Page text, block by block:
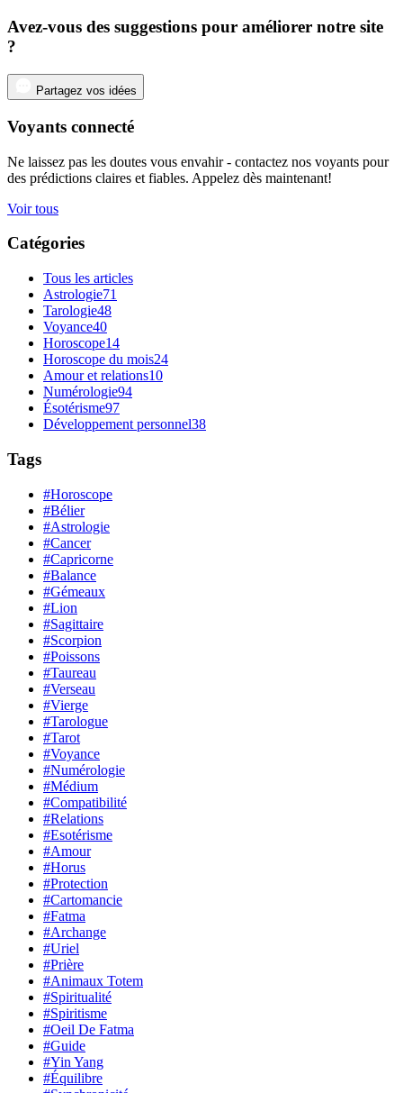
Avez-vous des suggestions pour améliorer notre site
?
Partagez vos idées
Voyants connecté
Ne laissez pas les doutes vous envahir - contactez nos voyants pour
des prédictions claires et fiables. Appelez dès maintenant!
Voir tous
Catégories
Tous les articles
Astrologie71
Tarologie48
Voyance40
Horoscope14
Horoscope du mois24
Amour et relations10
Numérologie94
Ésotérisme97
Développement personnel38
Tags
#Horoscope
#Bélier
#Astrologie
#Cancer
#Capricorne
#Balance
#Gémeaux
#Lion
#Sagittaire
#Scorpion
#Poissons
#Taureau
#Verseau
#Vierge
#Tarologue
#Tarot
#Voyance
#Numérologie
#Médium
#Compatibilité
#Relations
#Esotérisme
#Amour
#Horus
#Protection
#Cartomancie
#Fatma
#Archange
#Uriel
#Prière
#Animaux Totem
#Spiritualité
#Spiritisme
#Oeil De Fatma
#Guide
#Yin Yang
#Équilibre